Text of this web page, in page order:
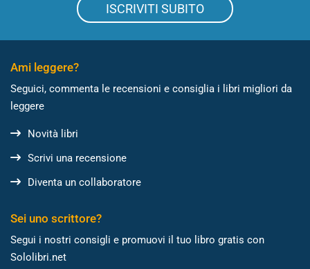
ISCRIVITI SUBITO
Ami leggere?
Seguici, commenta le recensioni e consiglia i libri migliori da
leggere
Novità libri
Scrivi una recensione
Diventa un collaboratore
Sei uno scrittore?
Segui i nostri consigli e promuovi il tuo libro gratis con
Sololibri.net